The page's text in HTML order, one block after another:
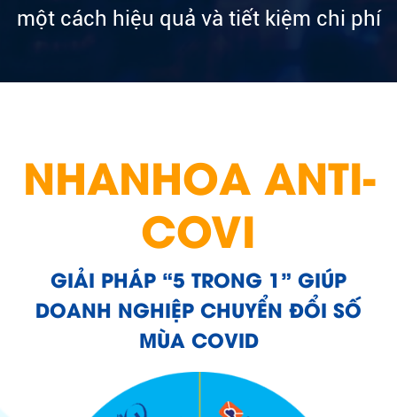
một cách hiệu quả và tiết kiệm chi phí
NHANHOA ANTI-
COVI
GIẢI PHÁP “5 TRONG 1” GIÚP
DOANH NGHIỆP CHUYỂN ĐỔI SỐ
MÙA COVID